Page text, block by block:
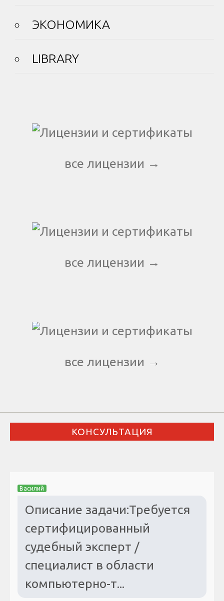
ЭКОНОМИКА
LIBRARY
все лицензии →
все лицензии →
все лицензии →
КОНСУЛЬТАЦИЯ
Василий
Описание задачи:Требуется
сертифицированный
судебный эксперт /
специалист в области
компьютерно-т...